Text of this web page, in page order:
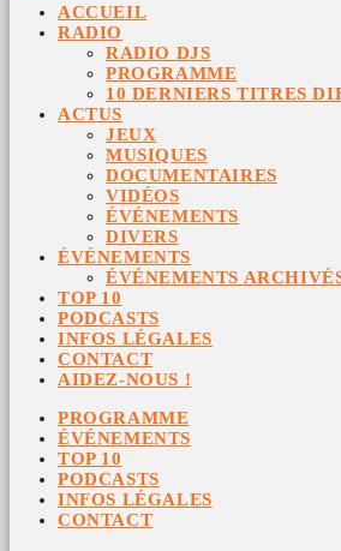
ACCUEIL
RADIO
RADIO DJS
PROGRAMME
10 DERNIERS TITRES
ACTUS
JEUX
MUSIQUES
DOCUMENTAIRES
VIDÉOS
ÉVÉNEMENTS
DIVERS
ÉVÉNEMENTS
ÉVÉNEMENTS
TOP 10
PODCASTS
INFOS LÉGALES
CONTACT
AIDEZ-NOUS !
PROGRAMME
ÉVÉNEMENTS
TOP 10
PODCASTS
INFOS LÉGALES
CONTACT